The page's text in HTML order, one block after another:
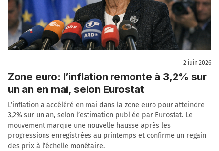
2 juin 2026
Zone euro: l’inflation remonte à 3,2% sur
un an en mai, selon Eurostat
L’inflation a accéléré en mai dans la zone euro pour atteindre
3,2% sur un an, selon l’estimation publiée par Eurostat. Le
mouvement marque une nouvelle hausse après les
progressions enregistrées au printemps et confirme un regain
des prix à l’échelle monétaire.